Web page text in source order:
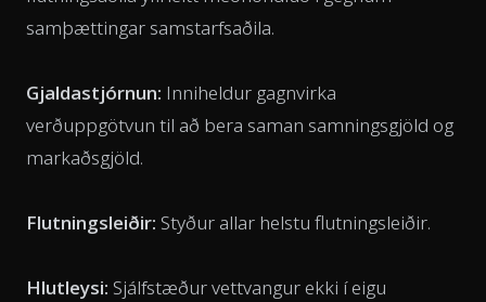
samþættingar samstarfsaðila.
Gjaldastjórnun: Inniheldur gagnvirka
verðuppgötvun til að bera saman samningsgjöld og
markaðsgjöld.
Flutningsleiðir: Styður allar helstu flutningsleiðir.
Hlutleysi: Sjálfstæður vettvangur ekki í eigu